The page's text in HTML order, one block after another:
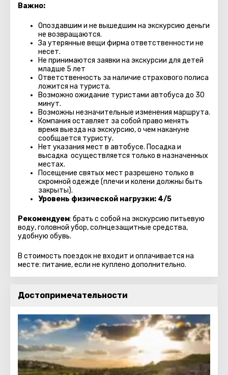
Важно:
Опоздавшим и не вышедшим на экскурсию деньги
не возвращаются.
За утерянные вещи фирма ответственности не
несет.
Не принимаются заявки на экскурсии для детей
младше 5 лет
Ответственность за наличие страхового полиса
ложится на туриста.
Возможно ожидание туристами автобуса до 30
минут.
Возможны незначительные изменения маршрута.
Компания оставляет за собой право менять
время выезда на экскурсию, о чем накануне
сообщается туристу.
Нет указания мест в автобуcе. Посадка и
высадка осуществляется только в назначенных
местах.
Посещение святых мест разрешено только в
скромной одежде (плечи и колени должны быть
закрыты).
Уровень физической нагрузки: 4/5
Рекомендуем: брать с собой на экскурсию питьевую
воду, головной убор, солнцезащитные средства,
удобную обувь.
В стоимость поездок не входит и оплачивается на
месте: питание, если не куплено дополнительно.
Достопримечательности